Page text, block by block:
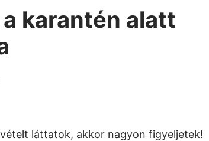
karantén alatt
láttatok, akkor nagyon figyeljetek!